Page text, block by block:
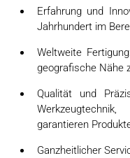
Erfahrung und
Jahrhundert im
Weltweite
geografische Nähe
Qualität und
garantieren
Ganzheitlicher